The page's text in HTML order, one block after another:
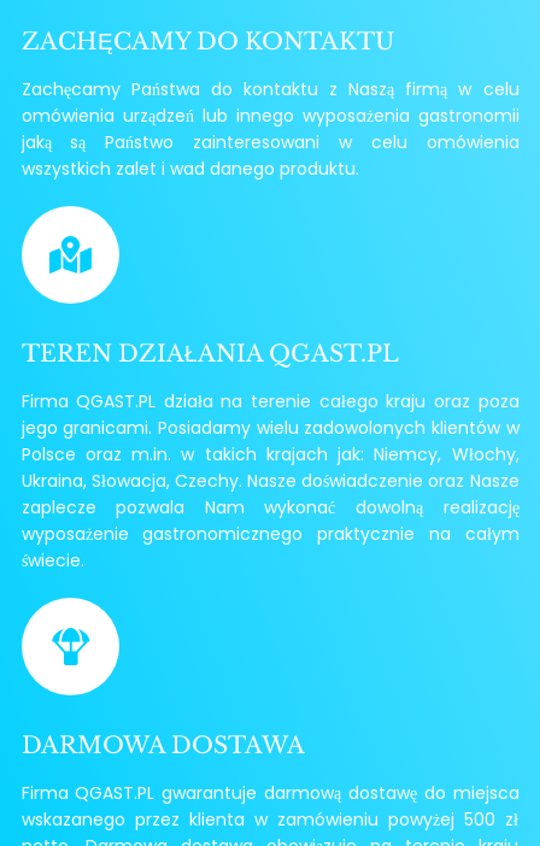
ZACHĘCAMY DO KONTAKTU
Zachęcamy Państwa do kontaktu z Naszą firmą w celu
omówienia urządzeń lub innego wyposażenia gastronomii
jaką są Państwo zainteresowani w celu omówienia
wszystkich zalet i wad danego produktu.
TEREN DZIAŁANIA QGAST.PL
Firma QGAST.PL działa na terenie całego kraju oraz poza
jego granicami. Posiadamy wielu zadowolonych klientów w
Polsce oraz m.in. w takich krajach jak: Niemcy, Włochy,
Ukraina, Słowacja, Czechy. Nasze doświadczenie oraz Nasze
zaplecze pozwala Nam wykonać dowolną realizację
wyposażenie gastronomicznego praktycznie na całym
świecie.
DARMOWA DOSTAWA
Firma QGAST.PL gwarantuje darmową dostawę do miejsca
wskazanego przez klienta w zamówieniu powyżej 500 zł